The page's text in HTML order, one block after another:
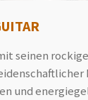
seinen
und